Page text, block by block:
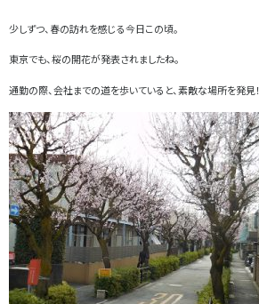
少しずつ、春の訪れを感じる今日この頃。
東京でも、桜の開花が発表されましたね。
通勤の際、会社までの道を歩いていると、素敵な場所を発見！